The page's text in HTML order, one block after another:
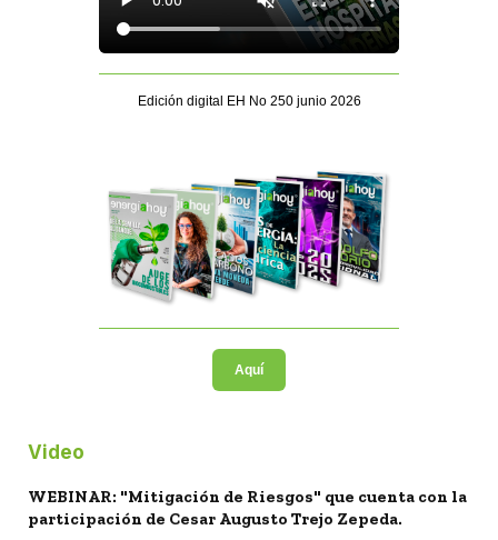
Edición digital EH No 250 junio 2026
Aquí
Video
WEBINAR: "Mitigación de Riesgos" que cuenta con la
participación de Cesar Augusto Trejo Zepeda.